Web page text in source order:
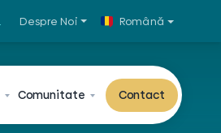
Română
Despre Noi
Comunitate Contact